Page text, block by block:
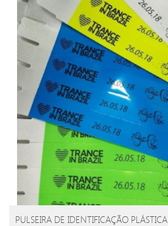
PULSEIRA DE IDENTIFICAÇÃO PLÁSTICA